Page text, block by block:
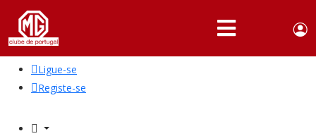
Portuguese,
English
QUEM
SOMOS
Ligue-se
Registe-se